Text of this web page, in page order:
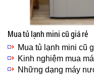
Mua tủ lạnh mini cũ giá rẻ
Mua tủ lạnh mini cũ
Kinh nghiệm mua
Những dạng máy